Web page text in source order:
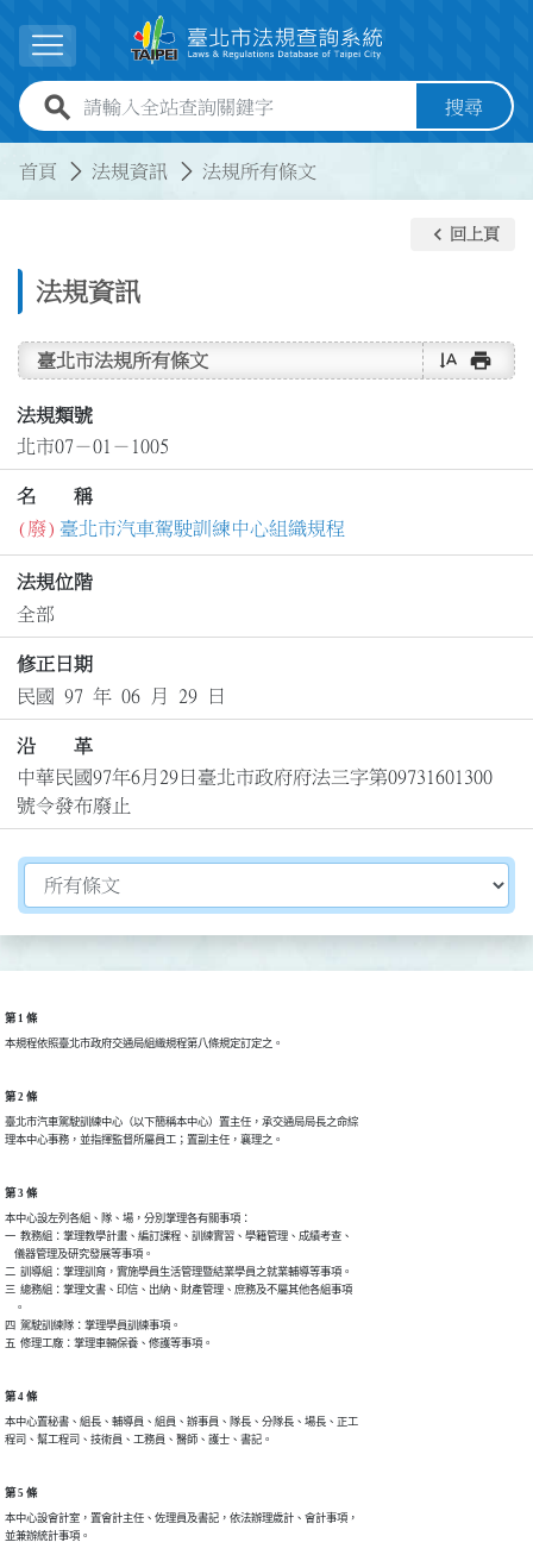
展開選單
全站查詢關鍵字欄位 搜尋
首頁 法規資訊 法規所有條文
法規資訊
keyboard_arrow_left 回上頁
臺北市法規所有條文 text_rotate_vertical print
法規類號
北市07－01－1005
名 稱
(廢) 臺北市汽車駕駛訓練中心組織規程
法規位階
全部
修正日期
民國 97 年 06 月 29 日
沿 革
中華民國97年6月29日臺北市政府府法三字第09731601300
號令發布廢止
切換選擇法規資訊內容
第 1 條
本規程依照臺北市政府交通局組織規程第八條規定訂定之。
第 2 條
臺北市汽車駕駛訓練中心（以下簡稱本中心）置主任，承交通局局長之命綜
理本中心事務，並指揮監督所屬員工；置副主任，襄理之。
第 3 條
本中心設左列各組、隊、場，分別掌理各有關事項：
一  教務組：掌理教學計畫、編訂課程、訓練實習、學籍管理、成績考查、
    儀器管理及研究發展等事項。
二  訓導組：掌理訓育，實施學員生活管理暨結業學員之就業輔導等事項。
三  總務組：掌理文書、印信、出納、財產管理、庶務及不屬其他各組事項
    。
四  駕駛訓練隊：掌理學員訓練事項。
五  修理工廠：掌理車輛保養、修護等事項。
第 4 條
本中心置秘書、組長、輔導員、組員、辦事員、隊長、分隊長、場長、正工
程司、幫工程司、技術員、工務員、醫師、護士、書記。
第 5 條
本中心設會計室，置會計主任、佐理員及書記，依法辦理歲計、會計事項，
並兼辦統計事項。